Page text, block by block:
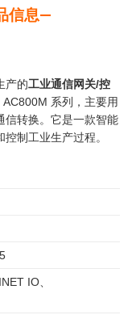
信息—
产的工业通信网关/控
系列，主要用
信转换。它是一款智能
制工业生产过程。
IO、